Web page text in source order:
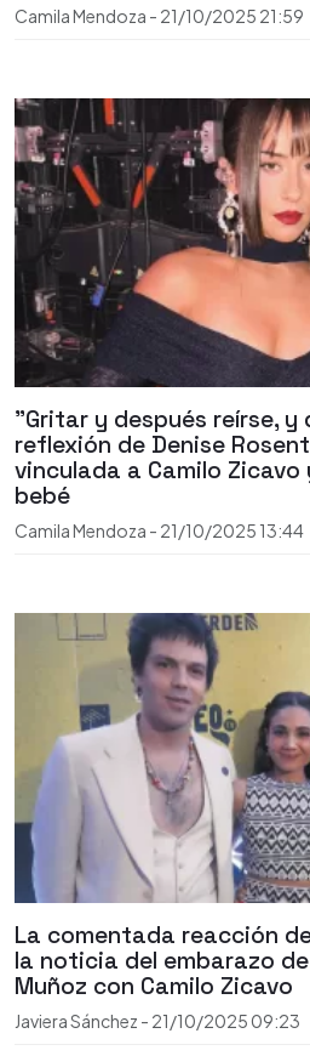
Camila Mendoza - 21/10/2025 21:59
"Gritar y después reírse, y
reflexión de Denise
vinculada a Camilo Zicavo
bebé
Camila Mendoza - 21/10/2025 13:44
La comentada reacción
la noticia del embarazo
Muñoz con Camilo Zicavo
Javiera Sánchez - 21/10/2025 09:23